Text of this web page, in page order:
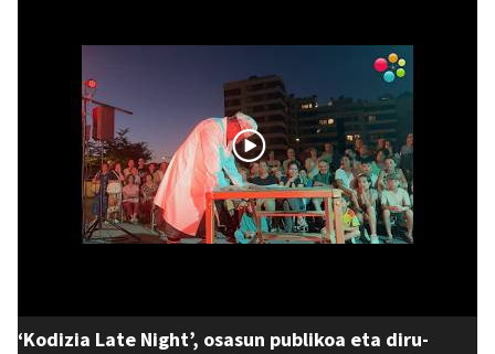
‘Kodizia Late Night’, osasun publikoa eta diru-